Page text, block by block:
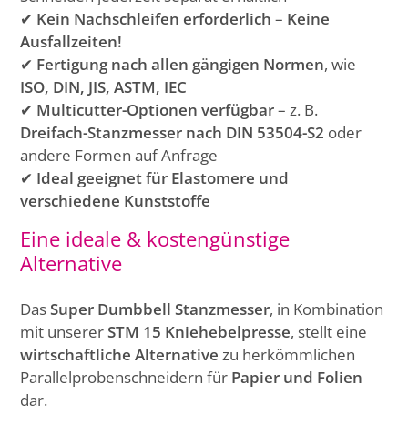
✔ Kein Nachschleifen erforderlich – Keine
Ausfallzeiten!
✔ Fertigung nach allen gängigen Normen, wie
ISO, DIN, JIS, ASTM, IEC
✔ Multicutter-Optionen verfügbar– z. B.
Dreifach-Stanzmesser nach DIN 53504-S2 oder
andere Formen auf Anfrage
✔ Ideal geeignet für Elastomere und
verschiedene Kunststoffe
Eine ideale & kostengünstige
Alternative
DasSuper Dumbbell Stanzmesser, in Kombination
mit unsererSTM 15 Kniehebelpresse, stellt eine
wirtschaftliche Alternative zu herkömmlichen
Parallelprobenschneidern für Papier und Folien
dar.